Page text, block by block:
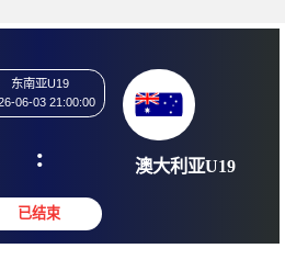
2026-06-03 21:00:00
: 澳大利